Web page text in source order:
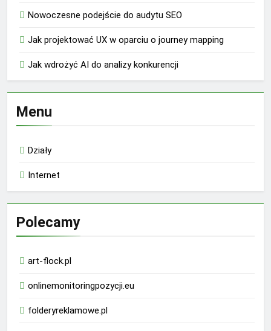
Nowoczesne podejście do audytu SEO
Jak projektować UX w oparciu o journey mapping
Jak wdrożyć AI do analizy konkurencji
Menu
Działy
Internet
Polecamy
art-flock.pl
onlinemonitoringpozycji.eu
folderyreklamowe.pl